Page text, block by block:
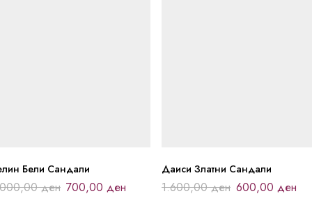
Бели Сандали
ден 700,00 ден
Даиси Златни Сандали
1.600,00ден 600,00 ден